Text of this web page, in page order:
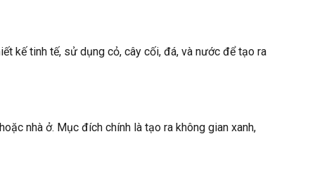
kế tinh tế, sử dụng cỏ, cây cối, đá, và nước để tạo ra
nhà ở. Mục đích chính là tạo ra không gian xanh,